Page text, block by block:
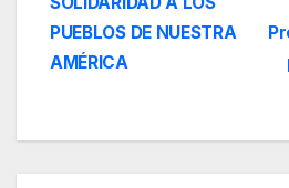
de
entradas
PUEBLOS DE NUESTRA
AMÉRICA